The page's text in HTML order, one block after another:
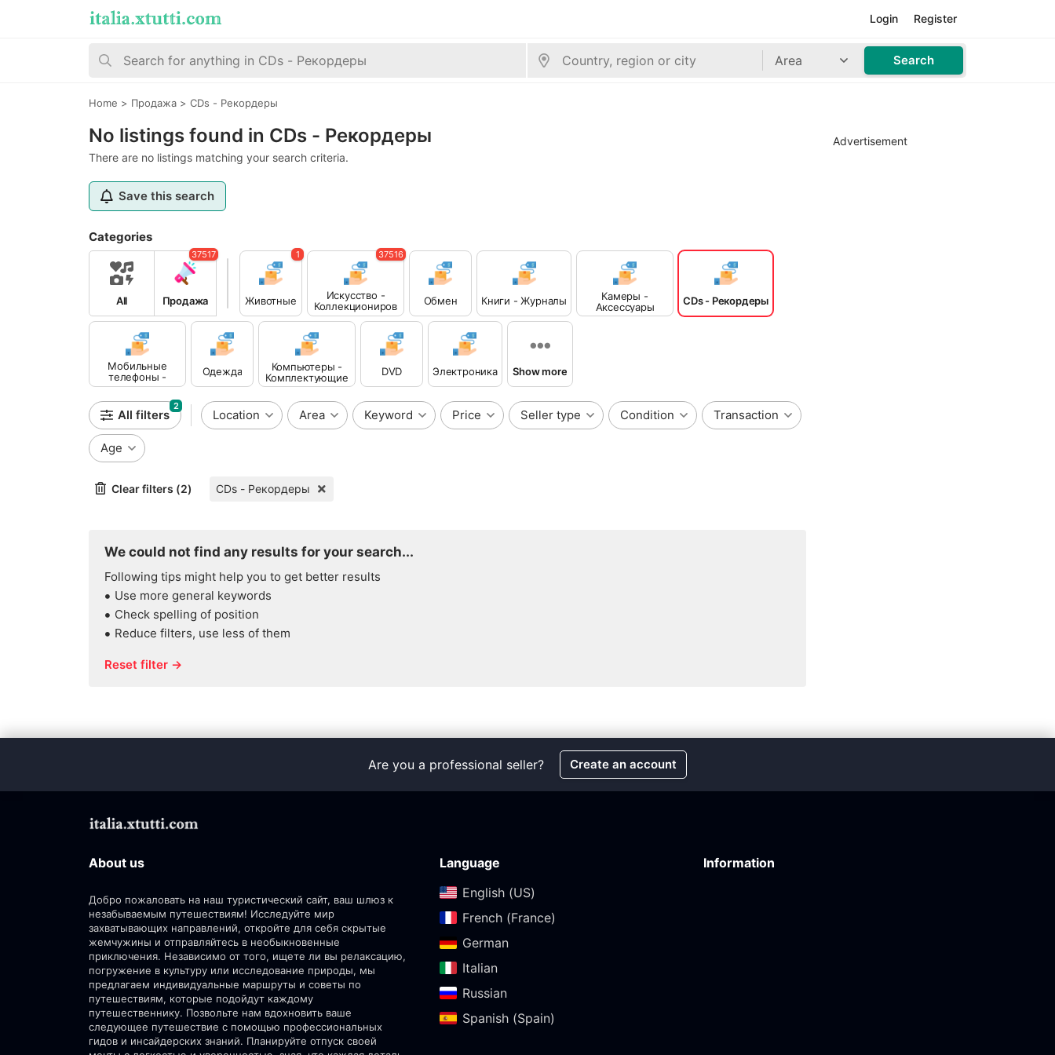
Register
Login
Area Search
Home > Продажа > CDs - Рекордеры
No listings found in CDs - Рекордеры
There are no listings matching your search criteria.
Save this search
Categories
All Продажа
37517
Животные
1
Искусство -
Коллекциониров
ание
37516
Обмен Книги - Журналы
Камеры -
Аксессуары
CDs - Рекордеры
Мобильные
телефоны -
Аксессуары
Одежда
Компьютеры -
Комплектующие
DVD Электроника Show more
All filters
2
Location Area Keyword Price Seller type Condition Transaction
Age
Clear filters (2) CDs - Рекордеры
We could not find any results for your search...
Following tips might help you to get better results
Use more general keywords
Check spelling of position
Reduce filters, use less of them
Reset filter →
Advertisement
Are you a professional seller? Create an account
About us
Добро пожаловать на наш туристический сайт, ваш шлюз к
незабываемым путешествиям! Исследуйте мир
захватывающих направлений, откройте для себя скрытые
жемчужины и отправляйтесь в необыкновенные
приключения. Независимо от того, ищете ли вы релаксацию,
погружение в культуру или исследование природы, мы
предлагаем индивидуальные маршруты и советы по
путешествиям, которые подойдут каждому
путешественнику. Позвольте нам вдохновить ваше
следующее путешествие с помощью профессиональных
гидов и инсайдерских знаний. Планируйте отпуск своей
Language
English (US)‎
French (France)‎
German‎
Italian‎
Russian‎
Spanish (Spain)‎
Information